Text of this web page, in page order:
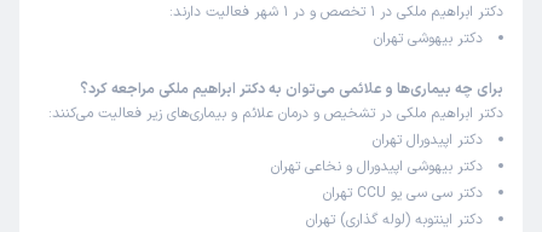
دکتر ابراهیم ملکی در 1 تخصص و در 1 شهر فعالیت دارند:
دکتر بیهوشی تهران
برای چه بیماری‌ها و علائمی می‌توان به دکتر ابراهیم ملکی مراجعه کرد؟
دکتر ابراهیم ملکی در تشخیص و درمان علائم و بیماری‌های زیر فعالیت می‌کنند:
دکتر اپیدورال تهران
دکتر بیهوشی اپیدورال و نخاعی تهران
دکتر سی سی یو CCU تهران
دکتر اینتوبه (لوله گذاری) تهران